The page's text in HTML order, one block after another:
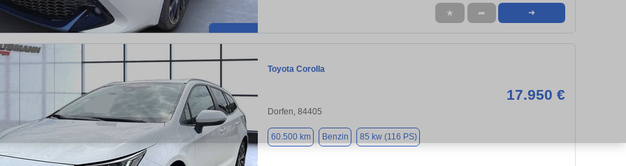
★ ➦ ➜
Toyota Corolla
17.950 €
Dorfen, 84405
60.500 km Benzin 85 kw (116 PS)